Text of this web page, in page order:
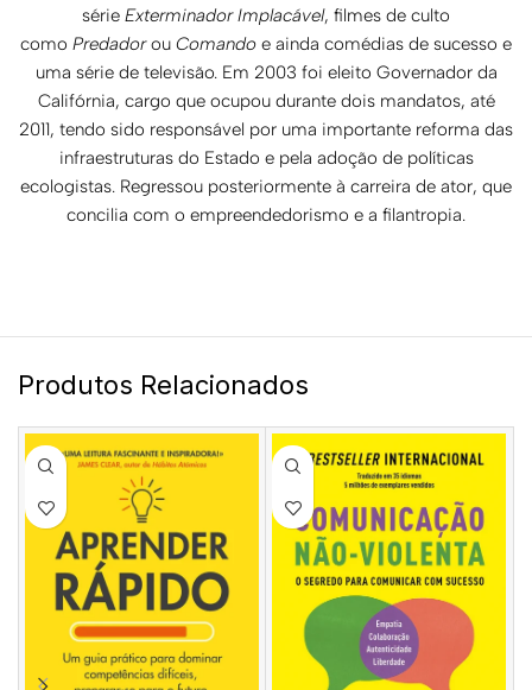
série Exterminador Implacável, filmes de culto
como Predadorou Comando e ainda comédias de sucesso e
uma série de televisão. Em 2003 foi eleito Governador da
Califórnia, cargo que ocupou durante dois mandatos, até
2011, tendo sido responsável por uma importante reforma das
infraestruturas do Estado e pela adoção de políticas
ecologistas. Regressou posteriormente à carreira de ator, que
concilia com o empreendedorismo e a filantropia.
Produtos Relacionados